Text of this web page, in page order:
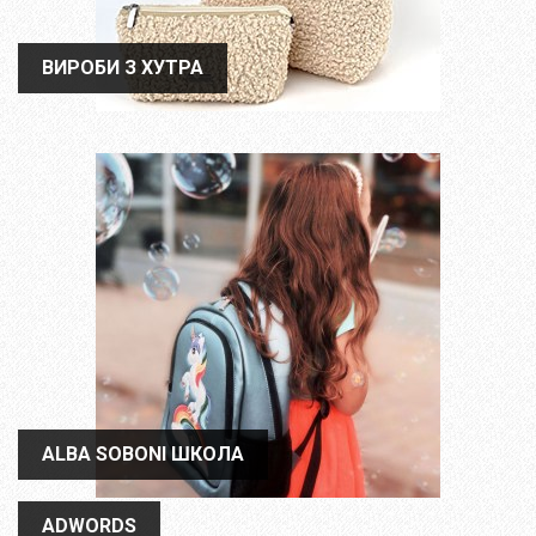
ВИРОБИ З ХУТРА
ВИРОБИ З ХУТРА
ALBA SOBONI ШКОЛА
ALBA SOBONI ШКОЛА
ADWORDS
ADWORDS